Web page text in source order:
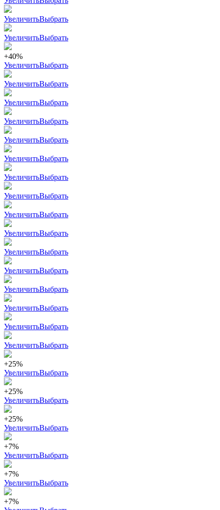
УвеличитьВыбрать
УвеличитьВыбрать
+40%
УвеличитьВыбрать
УвеличитьВыбрать
УвеличитьВыбрать
УвеличитьВыбрать
УвеличитьВыбрать
УвеличитьВыбрать
УвеличитьВыбрать
УвеличитьВыбрать
УвеличитьВыбрать
УвеличитьВыбрать
УвеличитьВыбрать
УвеличитьВыбрать
УвеличитьВыбрать
УвеличитьВыбрать
УвеличитьВыбрать
УвеличитьВыбрать
+25%
УвеличитьВыбрать
+25%
УвеличитьВыбрать
+25%
УвеличитьВыбрать
+7%
УвеличитьВыбрать
+7%
УвеличитьВыбрать
+7%